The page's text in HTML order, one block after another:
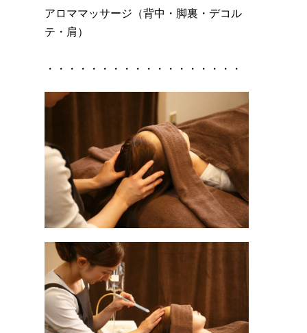
アロママッサージ（背中・脚裏・デコル
テ・肩）
・・・・・・・・・・・・・・・・・・